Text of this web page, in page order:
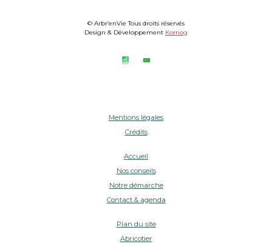
© Arbr’enVie Tous droits réservés
Design & Développement Kornog
Mentions légales
Crédits
Accueil
Nos conseils
Notre démarche
Contact & agenda
Plan du site
Abricotier